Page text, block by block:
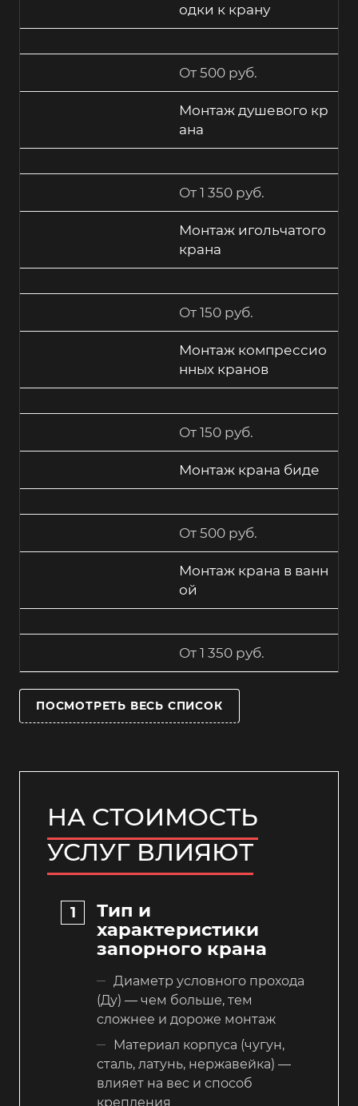
одки к крану
От 500 руб.
Монтаж душевого кр
ана
От 1 350 руб.
Монтаж игольчатого
крана
От 150 руб.
Монтаж компрессио
нных кранов
От 150 руб.
Монтаж крана биде
От 500 руб.
Монтаж крана в ванн
ой
От 1 350 руб.
ПОСМОТРЕТЬ ВЕСЬ СПИСОК
НА СТОИМОСТЬ
УСЛУГ ВЛИЯЮТ
Тип и
характеристики
запорного крана
Диаметр условного прохода
(Ду) — чем больше, тем
сложнее и дороже монтаж
Материал корпуса (чугун,
сталь, латунь, нержавейка) —
влияет на вес и способ
крепления